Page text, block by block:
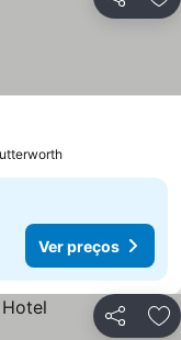
Partilhar
Ver preços
Partilhar